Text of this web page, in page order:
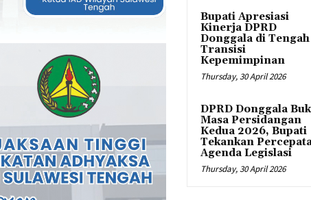
Bupati Apresiasi
Kinerja DPRD
Donggala di Tengah
Transisi
Kepemimpinan
Thursday, 30 April 2026
DPRD Donggala
Masa Persidangan
Kedua 2026, Bupati
Tekankan
Agenda Legislasi
Thursday, 30 April 2026